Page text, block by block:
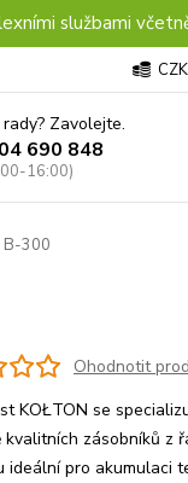
službami
Zavolejte.
690 848
16:00)
B-300
Ohodnotit
KOŁTON se
kvalitních zásobníků z
ideální pro akumulaci